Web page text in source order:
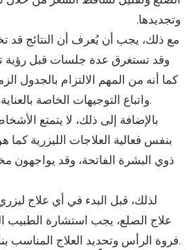
وتجديدها.
مع ذلك، يجب أن يُعرف أن النتائج
وقد تستغرق عدة جلسات قبل
كما أنه من المهم الالتزام بالجدول
واتباع التوجيهات الخاصة بالعناية بالشعر بعد الجلسات.
بالإضافة إلى ذلك، لا يتمتع
بنفس فعالية العلاجات الليزرية
ذوي البشرة الفاتحة، وقد يواجهون
لذلك، قبل البدء في أي علاج
علاج الصلع، يجب استشارة الطبيب
فروة الرأس وتحديد العلاج المناسب بناءً على الحالة الفردية.